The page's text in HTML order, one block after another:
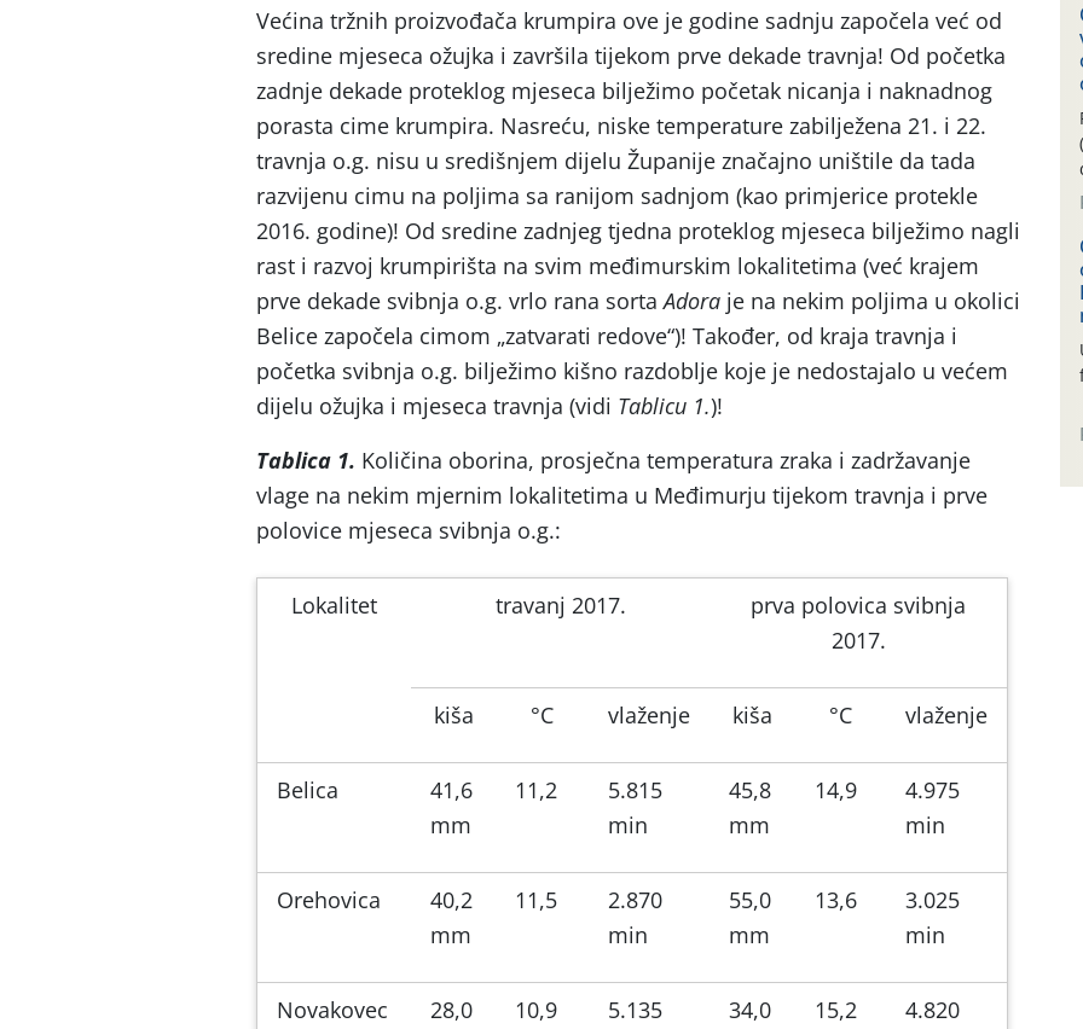
Većina tržnih proizvođača krumpira ove je godine sadnju započela već od
sredine mjeseca ožujka i završila tijekom prve dekade travnja! Od početka
zadnje dekade proteklog mjeseca bilježimo početak nicanja i naknadnog
porasta cime krumpira. Nasreću, niske temperature zabilježena 21. i 22.
travnja o.g. nisu u središnjem dijelu Županije značajno uništile da tada
razvijenu cimu na poljima sa ranijom sadnjom (kao primjerice protekle
2016. godine)! Od sredine zadnjeg tjedna proteklog mjeseca bilježimo nagli
rast i razvoj krumpirišta na svim međimurskim lokalitetima (već krajem
prve dekade svibnja o.g. vrlo rana sortaAdora je na nekim poljima u okolici
Belice započela cimom „zatvarati redove“)! Također, od kraja travnja i
početka svibnja o.g. bilježimo kišno razdoblje koje je nedostajalo u većem
dijelu ožujka i mjeseca travnja (vidi Tablicu 1.)!
Tablica 1. Količina oborina, prosječna temperatura zraka i zadržavanje
vlage na nekim mjernim lokalitetima u Međimurju tijekom travnja i prve
polovice mjeseca svibnja o.g.:
Lokalitet travanj 2017.
prva polovica svibnja
2017.
kiša °C vlaženje kiša °C vlaženje
Belica
41,6
mm
11,2
5.815
min
45,8
mm
14,9
4.975
min
Orehovica
40,2
mm
11,5
2.870
min
55,0
mm
13,6
3.025
min
Novakovec
28,0
10,9
5.135
34,0
15,2
4.820